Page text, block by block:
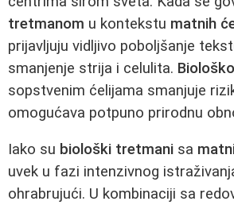
tretmanom u kontekstu matnih
prijavljuju vidljivo poboljšanje
smanjenje strija i celulita.
sopstvenim ćelijama smanjuje
omogućava potpuno prirodnu
Iako su biološki tretmani sa
uvek u fazi intenzivnog
ohrabrujući. U kombinaciji sa